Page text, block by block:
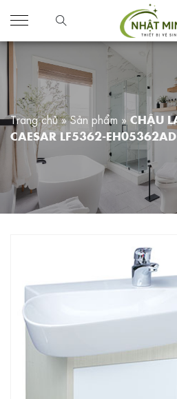
Trang chủ»Sản phẩm » CHẬU
CAESAR LF5362-EH05362AD